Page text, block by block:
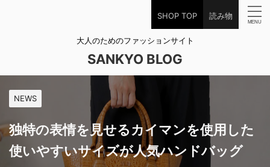
SHOP TOP 読み物
大人のためのファッションサイト
SANKYO BLOG
NEWS
独特の表情を見せるカイマンを使用した
使いやすいサイズが人気ハンドバッグ